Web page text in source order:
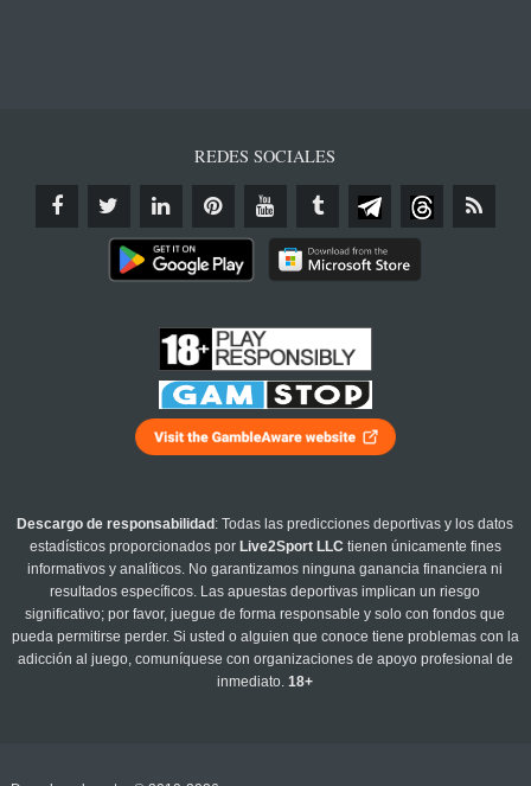
REDES SOCIALES
Descargo de responsabilidad : Todas las predicciones deportivas y los datos
estadísticos proporcionados por Live2Sport LLC tienen únicamente fines
informativos y analíticos. No garantizamos ninguna ganancia financiera ni
resultados específicos. Las apuestas deportivas implican un riesgo
significativo; por favor, juegue de forma responsable y solo con fondos que
pueda permitirse perder. Si usted o alguien que conoce tiene problemas con la
adicción al juego, comuníquese con organizaciones de apoyo profesional de
inmediato.18+